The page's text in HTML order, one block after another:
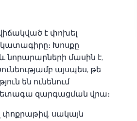
է փոխել
Խոսքը
նորարարների մասին է,
այսպես, թե
են ունենում
զարգացման վրա։
փոքրաթիվ, սակայն